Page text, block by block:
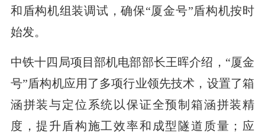
和盾构机组装调试，确保“厦金号”盾构机按时
始发。
中铁十四局项目部机电部部长王晖介绍，“厦金
号”盾构机应用了多项行业领先技术，设置了箱
涵拼装与定位系统以保证全预制箱涵拼装精
度，提升盾构施工效率和成型隧道质量；应